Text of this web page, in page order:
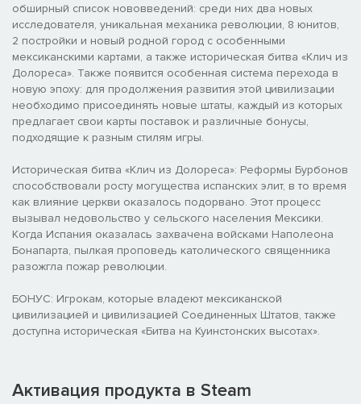
обширный список нововведений: среди них два новых
исследователя, уникальная механика революции, 8 юнитов,
2 постройки и новый родной город с особенными
мексиканскими картами, а также историческая битва «Клич из
Долореса». Также появится особенная система перехода в
новую эпоху: для продолжения развития этой цивилизации
необходимо присоединять новые штаты, каждый из которых
предлагает свои карты поставок и различные бонусы,
подходящие к разным стилям игры.
Историческая битва «Клич из Долореса»: Реформы Бурбонов
способствовали росту могущества испанских элит, в то время
как влияние церкви оказалось подорвано. Этот процесс
вызывал недовольство у сельского населения Мексики.
Когда Испания оказалась захвачена войсками Наполеона
Бонапарта, пылкая проповедь католического священника
разожгла пожар революции.
БОНУС: Игрокам, которые владеют мексиканской
цивилизацией и цивилизацией Соединенных Штатов, также
доступна историческая «Битва на Куинстонских высотах».
Активация продукта в Steam